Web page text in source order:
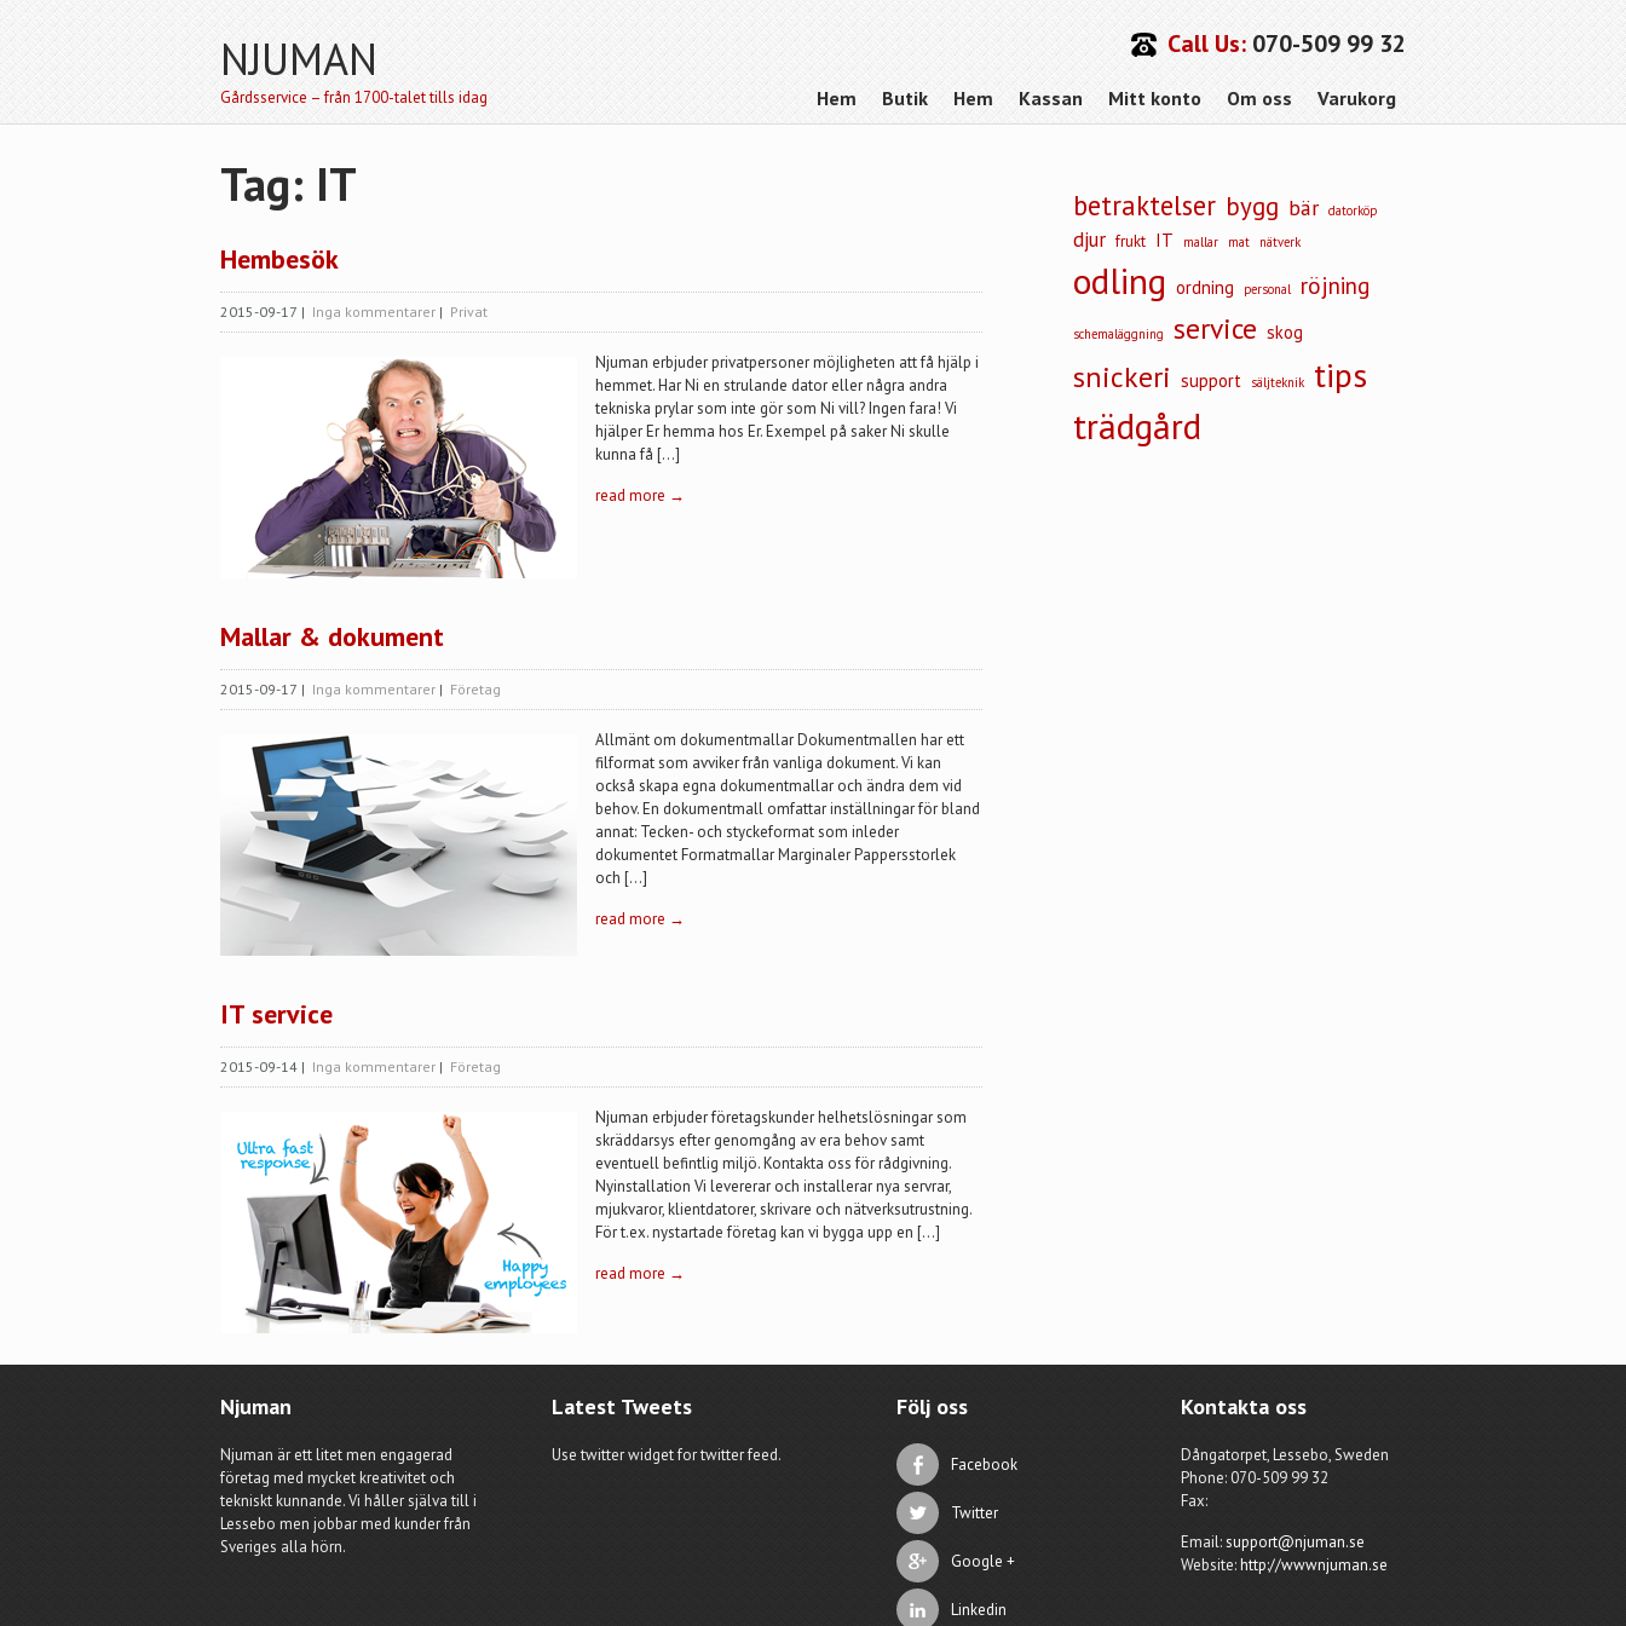
NJUMAN
Gårdsservice – från 1700-talet tills idag
Call Us:070-509 99 32
Hem Butik Hem Kassan Mitt konto Om oss Varukorg
Tag: IT
Hembesök
2015-09-17 | Inga kommentarer | Privat
Njuman erbjuder privatpersoner möjligheten att få hjälp i
hemmet. Har Ni en strulande dator eller några andra
tekniska prylar som inte gör som Ni vill? Ingen fara! Vi
hjälper Er hemma hos Er. Exempel på saker Ni skulle
kunna få […]
read more →
Mallar & dokument
2015-09-17 | Inga kommentarer | Företag
Allmänt om dokumentmallar Dokumentmallen har ett
filformat som avviker från vanliga dokument. Vi kan
också skapa egna dokumentmallar och ändra dem vid
behov. En dokumentmall omfattar inställningar för bland
annat: Tecken- och styckeformat som inleder
dokumentet Formatmallar Marginaler Pappersstorlek
och […]
read more →
IT service
2015-09-14 | Inga kommentarer | Företag
Njuman erbjuder företagskunder helhetslösningar som
skräddarsys efter genomgång av era behov samt
eventuell befintlig miljö. Kontakta oss för rådgivning.
Nyinstallation Vi levererar och installerar nya servrar,
mjukvaror, klientdatorer, skrivare och nätverksutrustning.
För t.ex. nystartade företag kan vi bygga upp en […]
read more →
betraktelser bygg bär datorköp
djur frukt IT mallar mat nätverk
odling ordning personal röjning
schemaläggning service skog
snickeri support säljteknik tips
trädgård
Njuman
Njuman är ett litet men engagerad
företag med mycket kreativitet och
tekniskt kunnande. Vi håller själva till i
Lessebo men jobbar med kunder från
Sveriges alla hörn.
Latest Tweets
Use twitter widget for twitter feed.
Följ oss
Facebook
Twitter
Google +
Linkedin
Kontakta oss
Dångatorpet, Lessebo, Sweden
Phone: 070-509 99 32
Fax:
Email:support@njuman.se
Website:http://wwwnjuman.se